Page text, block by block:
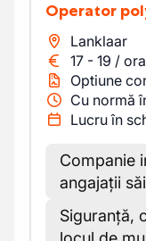
Operator
Lanklaar
17 - 19 / ora
Optiune
Cu normă
Lucru în
Companie
angajații săi
Siguranță,